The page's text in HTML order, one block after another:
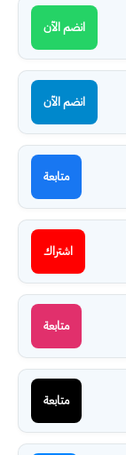
انضم الآن
انضم الآن
متابعة
اشتراك
متابعة
متابعة